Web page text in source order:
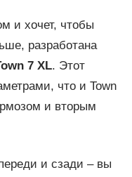
и хочет, чтобы
разработана
7 XL. Этот
что и Town
и вторым
и сзади – вы